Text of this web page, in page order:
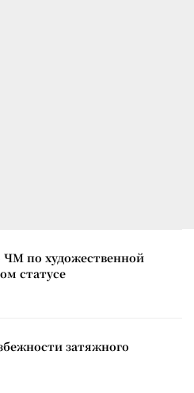
ЧМ по художественной
статусе
затяжного